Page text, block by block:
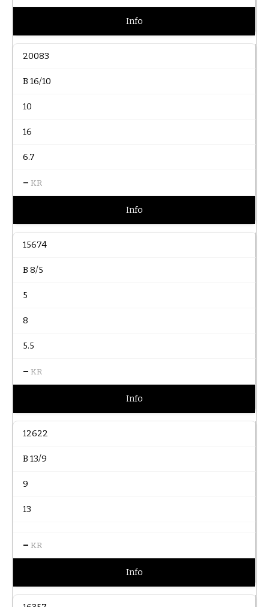
Info
20083
B 16/10
10
16
6.7
– KR
Info
15674
B 8/5
5
8
5.5
– KR
Info
12622
B 13/9
9
13
– KR
Info